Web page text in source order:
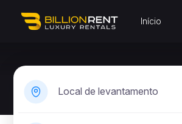
Início
Local de levantamento